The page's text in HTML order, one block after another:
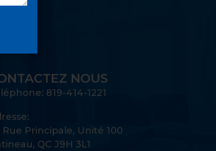
NOUS
819-414-1221
Rue Principale, Unité 100
QC J9H 3L1